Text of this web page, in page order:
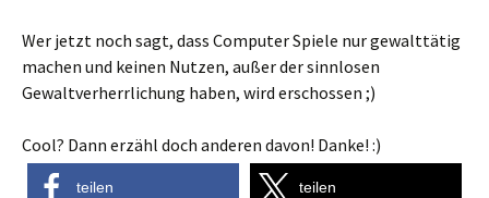
Wer jetzt noch sagt, dass Computer Spiele nur gewalttätig
machen und keinen Nutzen, außer der sinnlosen
Gewaltverherrlichung haben, wird erschossen ;)
Cool? Dann erzähl doch anderen davon! Danke! :)
teilen teilen